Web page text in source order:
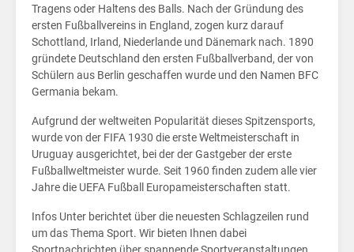
Tragens oder Haltens des Balls. Nach der Gründung des
ersten Fußballvereins in England, zogen kurz darauf
Schottland, Irland, Niederlande und Dänemark nach. 1890
gründete Deutschland den ersten Fußballverband, der von
Schülern aus Berlin geschaffen wurde und den Namen BFC
Germania bekam.
Aufgrund der weltweiten Popularität dieses Spitzensports,
wurde von der FIFA 1930 die erste Weltmeisterschaft in
Uruguay ausgerichtet, bei der der Gastgeber der erste
Fußballweltmeister wurde. Seit 1960 finden zudem alle vier
Jahre die UEFA Fußball Europameisterschaften statt.
Infos Unter berichtet über die neuesten Schlagzeilen rund
um das Thema Sport. Wir bieten Ihnen dabei